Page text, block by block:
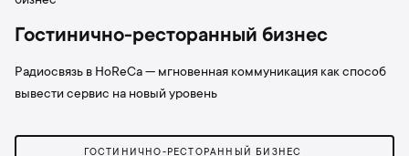
Гостинично-ресторанный бизнес
Радиосвязь в HoReCa — мгновенная коммуникация как способ
вывести сервис на новый уровень
ГОСТИНИЧНО-РЕСТОРАННЫЙ БИЗНЕС